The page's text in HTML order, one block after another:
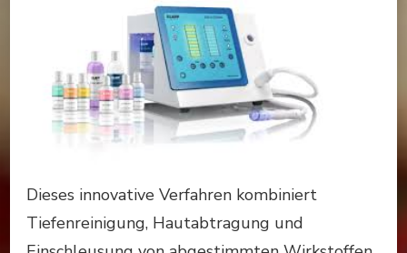
Dieses innovative Verfahren kombiniert
Tiefenreinigung, Hautabtragung und